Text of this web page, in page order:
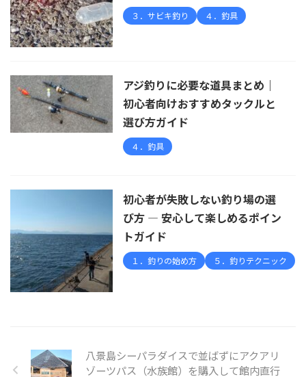
３．サビキ釣り ４．釣具
アジ釣りに必要な道具まとめ｜
初心者向けおすすめタックルと
選び方ガイド
４．釣具
初心者が失敗しない釣り場の選
び方 — 安心して楽しめるポイン
トガイド
１．釣りの始め方 ５．釣りテクニック
八景島シーパラダイスで並ばずにアクアリ
ゾーツパス（水族館）を購入して館内直行